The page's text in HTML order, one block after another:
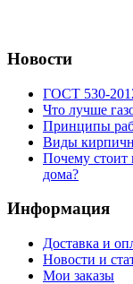
Новости
ГОСТ 530-
Что лучше
Принципы
Виды
Почему стоит
дома?
Информация
Доставка и
Новости и
Мои заказы